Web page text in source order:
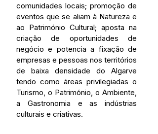
comunidades locais; promoção de
eventos que se aliam à Natureza e
ao Património Cultural; aposta na
criação de oportunidades de
negócio e potencia a fixação de
empresas e pessoas nos territórios
de baixa densidade do Algarve
tendo como áreas privilegiadas o
Turismo, o Património, o Ambiente,
a Gastronomia e as indústrias
culturais e criativas.